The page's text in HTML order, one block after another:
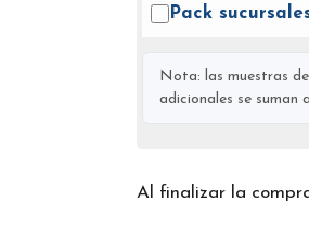
Pack
Nota: las muestras
adicionales se suman
Al finalizar la